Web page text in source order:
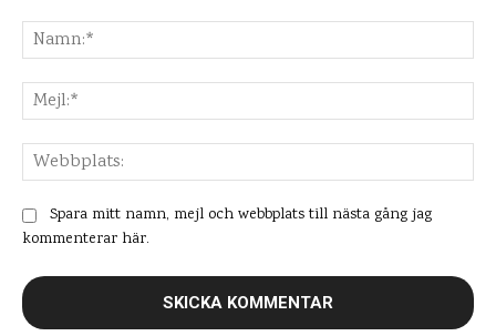
Spara mitt namn, mejl och webbplats till nästa gång jag
kommenterar här.